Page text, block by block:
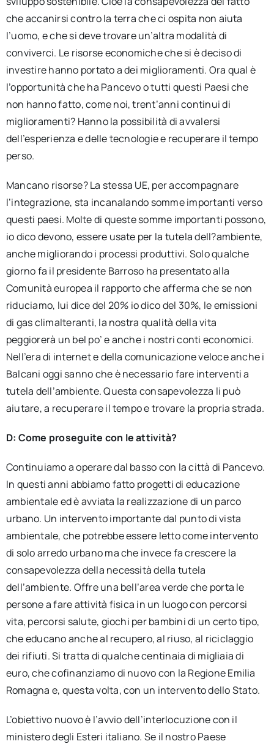
che accanirsi contro la terra che ci ospita non aiuta
l’uomo, e che si deve trovare un’altra modalità di
conviverci. Le risorse economiche che si è deciso di
investire hanno portato a dei miglioramenti. Ora qual è
l’opportunità che ha Pancevo o tutti questi Paesi che
non hanno fatto, come noi, trent’anni continui di
miglioramenti? Hanno la possibilità di avvalersi
dell’esperienza e delle tecnologie e recuperare il tempo
perso.
Mancano risorse? La stessa UE, per accompagnare
l’integrazione, sta incanalando somme importanti verso
questi paesi. Molte di queste somme importanti possono,
io dico devono, essere usate per la tutela dell?ambiente,
anche migliorando i processi produttivi. Solo qualche
giorno fa il presidente Barroso ha presentato alla
Comunità europea il rapporto che afferma che se non
riduciamo, lui dice del 20% io dico del 30%, le emissioni
di gas climalteranti, la nostra qualità della vita
peggiorerà un bel po’ e anche i nostri conti economici.
Nell’era di internet e della comunicazione veloce anche i
Balcani oggi sanno che è necessario fare interventi a
tutela dell’ambiente. Questa consapevolezza li può
aiutare, a recuperare il tempo e trovare la propria strada.
D: Come proseguite con le attività?
Continuiamo a operare dal basso con la città di Pancevo.
In questi anni abbiamo fatto progetti di educazione
ambientale ed è avviata la realizzazione di un parco
urbano. Un intervento importante dal punto di vista
ambientale, che potrebbe essere letto come intervento
di solo arredo urbano ma che invece fa crescere la
consapevolezza della necessità della tutela
dell’ambiente. Offre una bell’area verde che porta le
persone a fare attività fisica in un luogo con percorsi
vita, percorsi salute, giochi per bambini di un certo tipo,
che educano anche al recupero, al riuso, al riciclaggio
dei rifiuti. Si tratta di qualche centinaia di migliaia di
euro, che cofinanziamo di nuovo con la Regione Emilia
Romagna e, questa volta, con un intervento dello Stato.
L’obiettivo nuovo è l’avvio dell’interlocuzione con il
ministero degli Esteri italiano. Se il nostro Paese